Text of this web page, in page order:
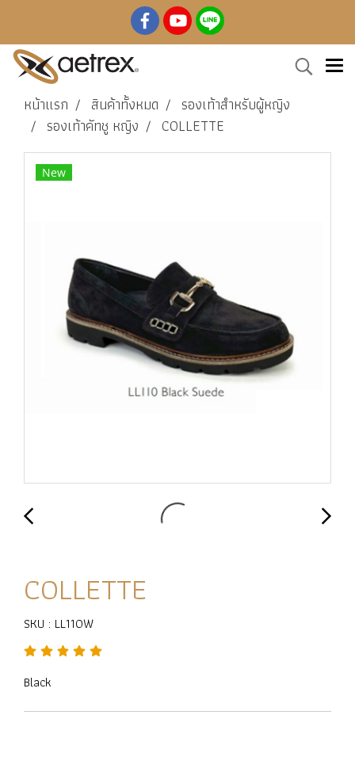
หน้าแรก สินค้าทั้งหมด
รองเท้าสำหรับผู้หญิง
รองเท้าคัทชู หญิง
COLLETTE
New
COLLETTE
SKU : LL110W
Black